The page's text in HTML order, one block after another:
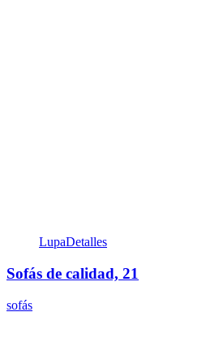
LupaDetalles
Sofás de calidad, 21
sofás